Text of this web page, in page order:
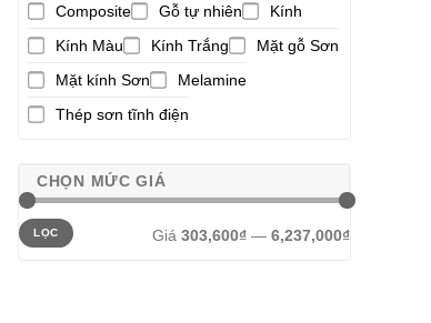
Composite Gỗ tự nhiên
Kính
Kính Màu
Kính Trắng
Mặt gỗ Sơn
Mặt kính Sơn
Melamine
Thép sơn tĩnh điện
CHỌN MỨC GIÁ
Giá
thấp
Giá
cao
LỌC Giá 303,600₫ — 6,237,000₫